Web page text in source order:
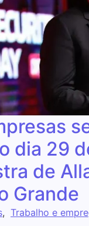
dia 29
de
Grande
, Trabalho e